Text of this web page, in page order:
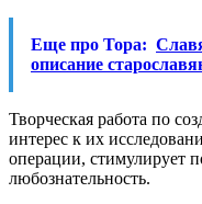
Еще про Тора:
описание
Творческая работа по
интерес к их
операции, стимулирует
любознательность.